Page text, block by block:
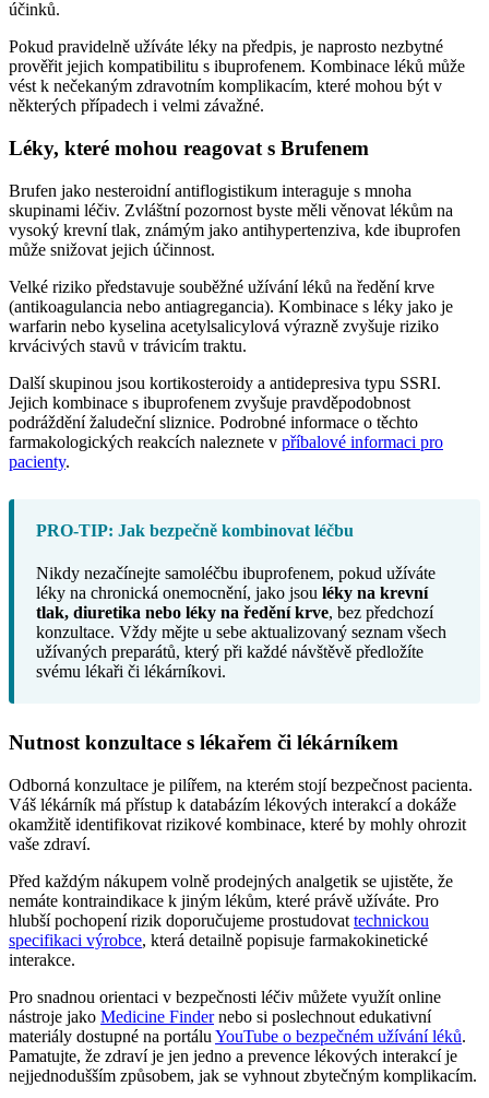
účinků.
Pokud pravidelně užíváte léky na předpis, je naprosto nezbytné
prověřit jejich kompatibilitu s ibuprofenem. Kombinace léků může
vést k nečekaným zdravotním komplikacím, které mohou být v
některých případech i velmi závažné.
Léky, které mohou reagovat s Brufenem
Brufen jako nesteroidní antiflogistikum interaguje s mnoha
skupinami léčiv. Zvláštní pozornost byste měli věnovat lékům na
vysoký krevní tlak, známým jako antihypertenziva, kde ibuprofen
může snižovat jejich účinnost.
Velké riziko představuje souběžné užívání léků na ředění krve
(antikoagulancia nebo antiagregancia). Kombinace s léky jako je
warfarin nebo kyselina acetylsalicylová výrazně zvyšuje riziko
krvácivých stavů v trávicím traktu.
Další skupinou jsou kortikosteroidy a antidepresiva typu SSRI.
Jejich kombinace s ibuprofenem zvyšuje pravděpodobnost
podráždění žaludeční sliznice. Podrobné informace o těchto
farmakologických reakcích naleznete v příbalové informaci pro
pacienty.
PRO-TIP: Jak bezpečně kombinovat léčbu
Nikdy nezačínejte samoléčbu ibuprofenem, pokud užíváte
léky na chronická onemocnění, jako jsou léky na krevní
tlak, diuretika nebo léky na ředění krve, bez předchozí
konzultace. Vždy mějte u sebe aktualizovaný seznam všech
užívaných preparátů, který při každé návštěvě předložíte
svému lékaři či lékárníkovi.
Nutnost konzultace s lékařem či lékárníkem
Odborná konzultace je pilířem, na kterém stojí bezpečnost pacienta.
Váš lékárník má přístup k databázím lékových interakcí a dokáže
okamžitě identifikovat rizikové kombinace, které by mohly ohrozit
vaše zdraví.
Před každým nákupem volně prodejných analgetik se ujistěte, že
nemáte kontraindikace k jiným lékům, které právě užíváte. Pro
hlubší pochopení rizik doporučujeme prostudovat technickou
specifikaci výrobce, která detailně popisuje farmakokinetické
interakce.
Pro snadnou orientaci v bezpečnosti léčiv můžete využít online
nástroje jako Medicine Findernebo si poslechnout edukativní
materiály dostupné na portálu YouTube o bezpečném užívání léků.
Pamatujte, že zdraví je jen jedno a prevence lékových interakcí je
nejjednodušším způsobem, jak se vyhnout zbytečným komplikacím.